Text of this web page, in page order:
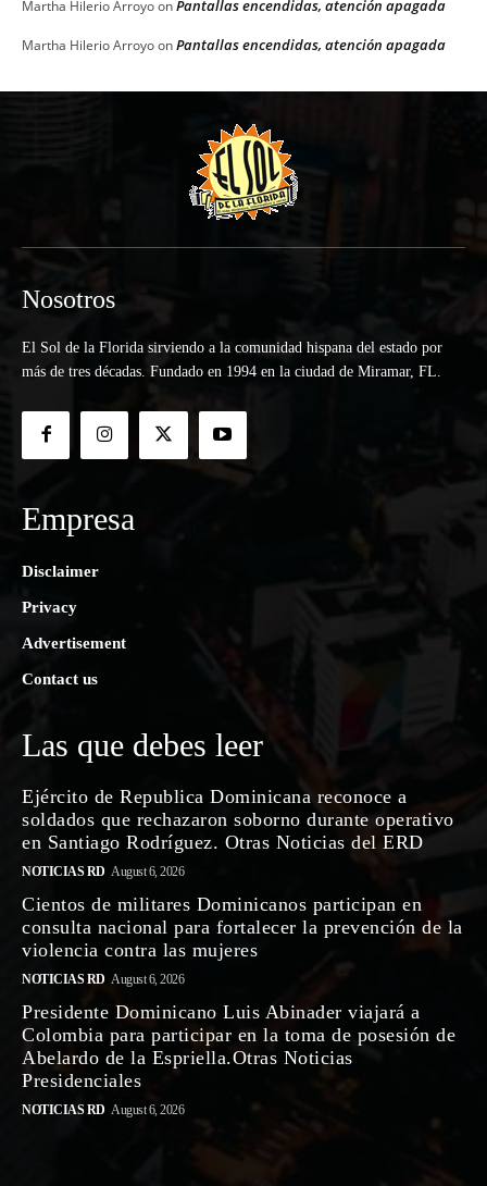
Martha Hilerio ArroyoonPantallas encendidas, atención apagada
Martha Hilerio ArroyoonPantallas encendidas, atención apagada
Nosotros
El Sol de la Florida sirviendo a la comunidad hispana del estado por
más de tres décadas. Fundado en 1994 en la ciudad de Miramar, FL.
Empresa
Disclaimer
Privacy
Advertisement
Contact us
Las que debes leer
Ejército de Republica Dominicana reconoce a
soldados que rechazaron soborno durante operativo
en Santiago Rodríguez. Otras Noticias del ERD
NOTICIAS RD August 6, 2026
Cientos de militares Dominicanos participan en
consulta nacional para fortalecer la prevención de la
violencia contra las mujeres
NOTICIAS RD August 6, 2026
Presidente Dominicano Luis Abinader viajará a
Colombia para participar en la toma de posesión de
Abelardo de la Espriella.Otras Noticias
Presidenciales
NOTICIAS RD August 6, 2026